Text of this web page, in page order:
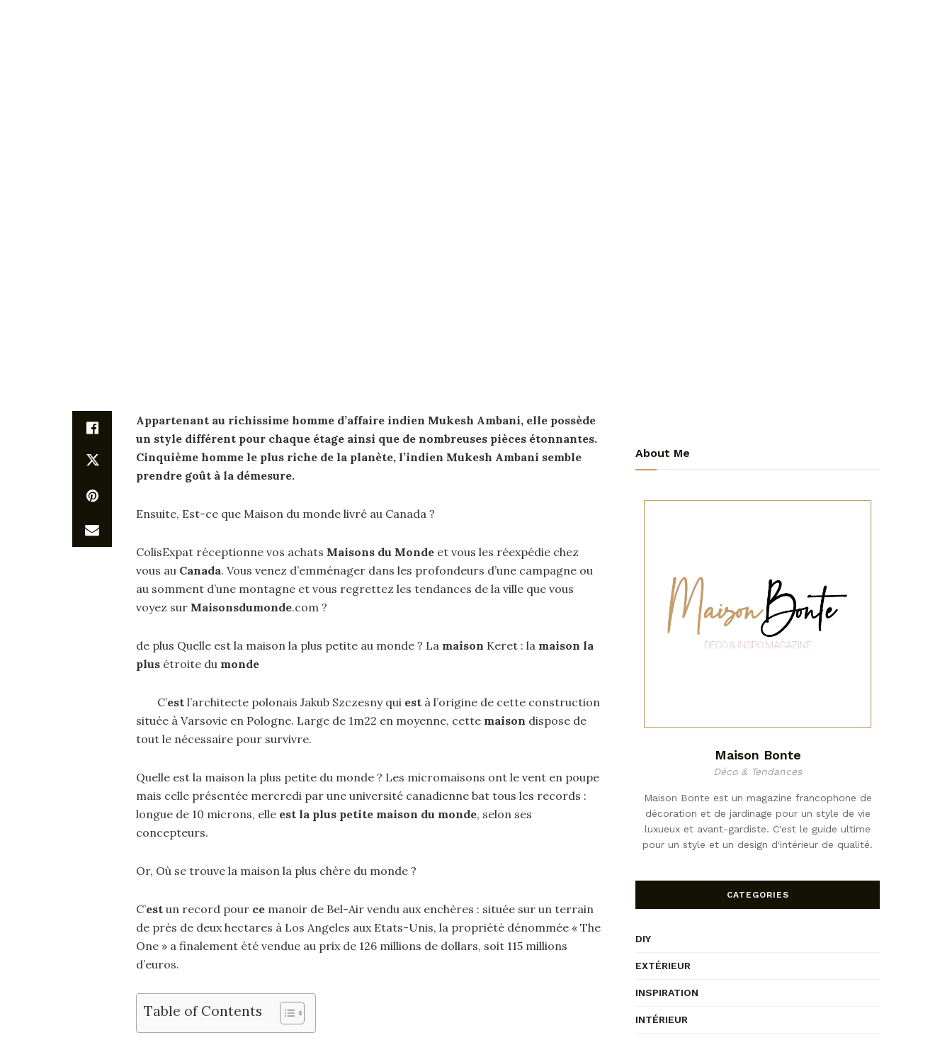
Appartenant au richissime homme d’affaire indien Mukesh Ambani, elle possède
un style différent pour chaque étage ainsi que de nombreuses pièces étonnantes.
Cinquième homme le plus riche de la planète, l’indien Mukesh Ambani semble
prendre goût à la démesure.
Ensuite, Est-ce que Maison du monde livré au Canada ?
ColisExpat réceptionne vos achats Maisons du Monde et vous les réexpédie chez
vous au Canada. Vous venez d’emménager dans les profondeurs d’une campagne ou
au somment d’une montagne et vous regrettez les tendances de la ville que vous
voyez sur Maisonsdumonde.com ?
de plus Quelle est la maison la plus petite au monde ? La maison Keret : la maison la
plus étroite du monde
C’est l’architecte polonais Jakub Szczesny qui est à l’origine de cette construction
située à Varsovie en Pologne. Large de 1m22 en moyenne, cette maison dispose de
tout le nécessaire pour survivre.
Quelle est la maison la plus petite du monde ? Les micromaisons ont le vent en poupe
mais celle présentée mercredi par une université canadienne bat tous les records :
longue de 10 microns, elle est la plus petite maison du monde, selon ses
concepteurs.
Or, Où se trouve la maison la plus chère du monde ?
C’est un record pour ce manoir de Bel-Air vendu aux enchères : située sur un terrain
de près de deux hectares à Los Angeles aux Etats-Unis, la propriété dénommée « The
One » a finalement été vendue au prix de 126 millions de dollars, soit 115 millions
d’euros.
Table of Contents
About Me
Maison Bonte
Déco & Tendances
Maison Bonte est un magazine francophone de
décoration et de jardinage pour un style de vie
luxueux et avant-gardiste. C'est le guide ultime
pour un style et un design d'intérieur de qualité.
CATEGORIES
DIY
EXTÉRIEUR
INSPIRATION
INTÉRIEUR